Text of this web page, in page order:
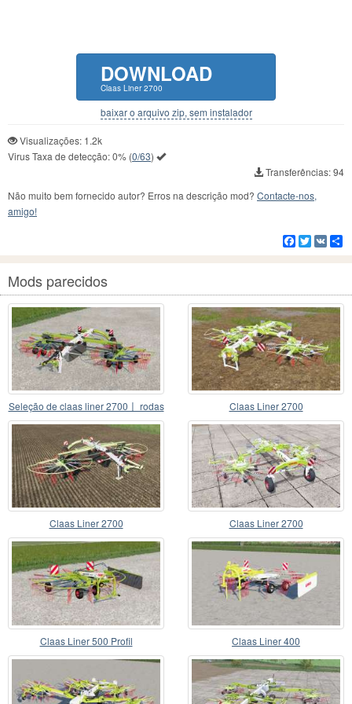
DOWNLOAD
Claas Liner 2700
baixar o arquivo zip, sem instalador
Visualizações: 1.2k
Virus Taxa de detecção:0% (0/63)
Transferências: 94
Não muito bem fornecido autor? Erros na descrição mod? Contacte-nos,
amigo!
Facebook
Twitter
VK
Mods parecidos
Seleção de claas liner 2700〡 rodas Claas Liner 2700
Claas Liner 2700 Claas Liner 2700
Claas Liner 500 Profil Claas Liner 400